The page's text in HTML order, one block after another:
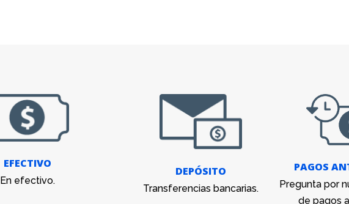
EFECTIVO
En efectivo.
DEPÓSITO
Transferencias bancarias.
PAGOS
Pregunta por
de pagos